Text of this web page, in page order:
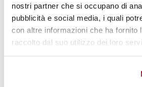
nostri partner che si occupano di
pubblicità e social media, i quali
con altre informazioni che ha fornito
raccolto dal suo utilizzo dei loro
BUGATTI
A TEAM OF DESIGNERS